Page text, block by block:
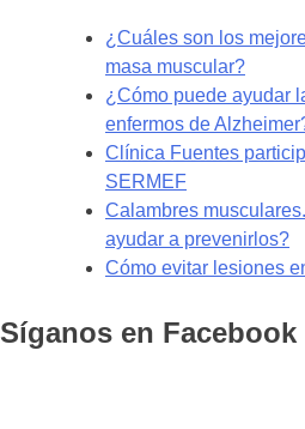
¿Cuáles son los
masa muscular?
¿Cómo puede ayudar
enfermos de
Clínica Fuentes
SERMEF
Calambres
ayudar a prevenirlos?
Cómo evitar lesiones
Síganos en Facebook